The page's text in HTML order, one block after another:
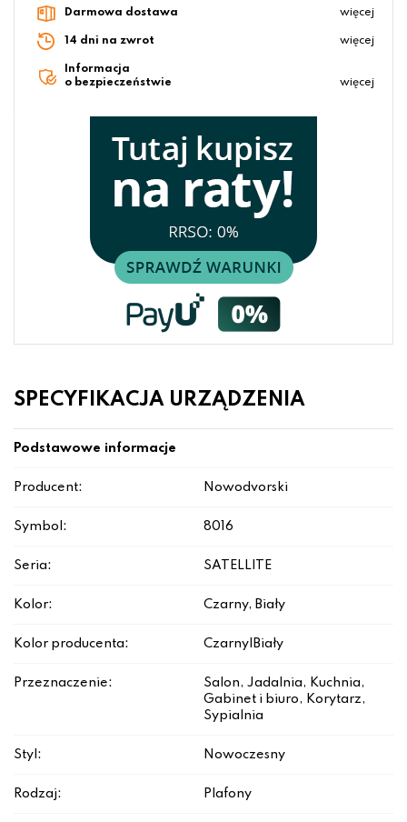
Darmowa dostawa więcej
14 dni na zwrot więcej
Informacja
o bezpieczeństwie
więcej
SPECYFIKACJA URZĄDZENIA
Podstawowe informacje
Producent: Nowodvorski
Symbol: 8016
Seria: SATELLITE
Kolor: Czarny, Biały
Kolor producenta: Czarny|Biały
Przeznaczenie:
Salon, Jadalnia, Kuchnia,
Gabinet i biuro, Korytarz,
Sypialnia
Styl: Nowoczesny
Rodzaj: Plafony